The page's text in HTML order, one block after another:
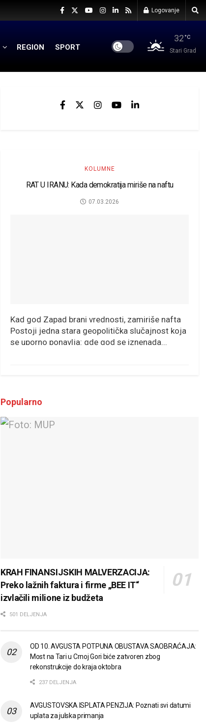
Logovanje
REGION SPORT
32 °C
Stari Grad
KOLUMNE
RAT U IRANU: Kada demokratija miriše na naftu
07.03.2026
Kad god Zapad brani vrednosti, zamiriše nafta
Postoji jedna stara geopolitička slučajnost koja
se uporno ponavlja: gde god se iznenada...
Popularno
KRAH FINANSIJSKIH MALVERZACIJA:
Preko lažnih faktura i firme „BEE IT“
izvlačili milione iz budžeta
501 DELJENJA
OD 10. AVGUSTA POTPUNA OBUSTAVA SAOBRAĆAJA:
Most na Tari u Crnoj Gori biće zatvoren zbog
rekonstrukcije do kraja oktobra
237 DELJENJA
AVGUSTOVSKA ISPLATA PENZIJA: Poznati svi datumi
uplata za julska primanja